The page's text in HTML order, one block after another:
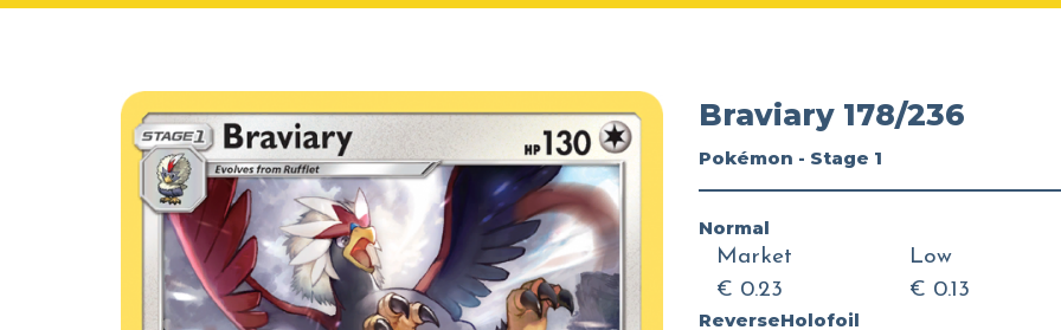
Braviary 178/236
Pokémon - Stage 1
Normal
Market
€ 0.23
Low
€ 0.13
ReverseHolofoil